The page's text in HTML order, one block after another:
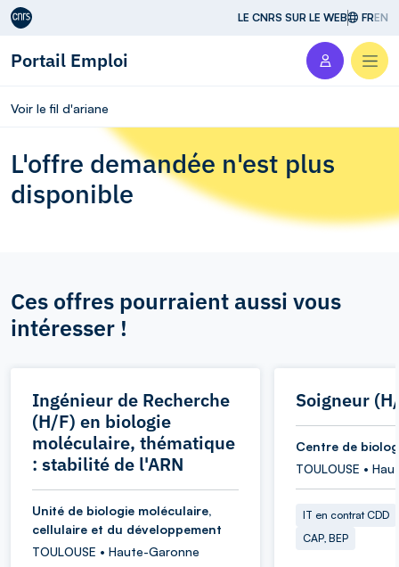
Aller au contenu LE CNRS SUR LE WEB FREN
Portail Emploi
Voir le fil d'ariane
L'offre demandée n'est plus
disponible
Ces offres pourraient aussi vous
intéresser !
Ingénieur de Recherche
(H/F) en biologie
moléculaire, thématique
: stabilité de l'ARN
Unité de biologie moléculaire,
cellulaire et du développement
TOULOUSE • Haute-Garonne
Soigneur
Centre de
TOULOUSE •
IT en contrat CDD
CAP, BEP